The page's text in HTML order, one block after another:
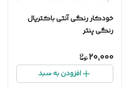
خودکار رنگی آنتی باکتریال
رنگی پنتر
20,000
افزودن به سبد